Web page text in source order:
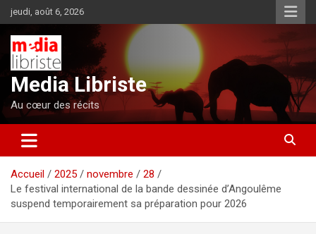
Aller
au
contenu
jeudi, août 6, 2026
Media Libriste
Au cœur des récits
Accueil 2025 novembre
28
Le festival international de la bande dessinée d’Angoulême
suspend temporairement sa préparation pour 2026